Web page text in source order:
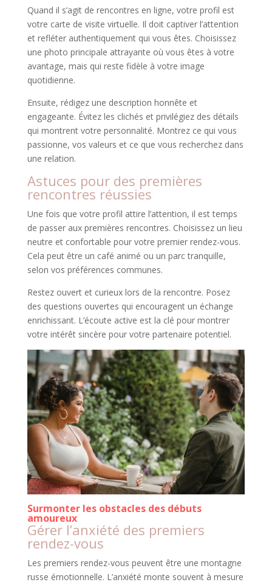
Quand il s’agit de rencontres en ligne, votre profil est
votre carte de visite virtuelle. Il doit captiver l’attention
et refléter authentiquement qui vous êtes. Choisissez
une photo principale attrayante où vous êtes à votre
avantage, mais qui reste fidèle à votre image
quotidienne.
Ensuite, rédigez une description honnête et
engageante. Évitez les clichés et privilégiez des détails
qui montrent votre personnalité. Montrez ce qui vous
passionne, vos valeurs et ce que vous recherchez dans
une relation.
Astuces pour des premières
rencontres réussies
Une fois que votre profil attire l’attention, il est temps
de passer aux premières rencontres. Choisissez un lieu
neutre et confortable pour votre premier rendez-vous.
Cela peut être un café animé ou un parc tranquille,
selon vos préférences communes.
Restez ouvert et curieux lors de la rencontre. Posez
des questions ouvertes qui encouragent un échange
enrichissant. L’écoute active est la clé pour montrer
votre intérêt sincère pour votre partenaire potentiel.
Surmonter les obstacles des débuts
amoureux
Gérer l’anxiété des premiers
rendez-vous
Les premiers rendez-vous peuvent être une montagne
russe émotionnelle. L’anxiété monte souvent à mesure